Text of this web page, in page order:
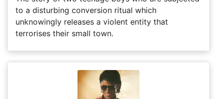
to a disturbing conversion ritual which
unknowingly releases a violent entity that
terrorises their small town.